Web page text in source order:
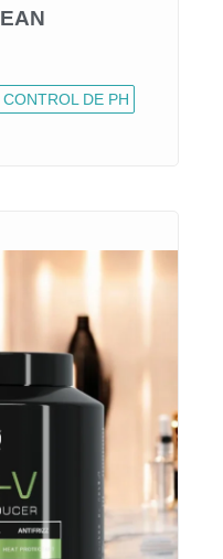
CONTROL DE PH